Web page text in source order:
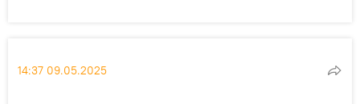
14:37 09.05.2025